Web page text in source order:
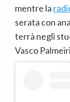
mentre la
serata con
terrà negli
Vasco